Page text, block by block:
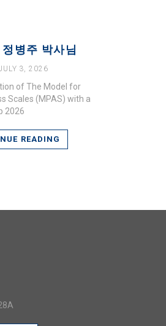
병주 박사님
3, 2026
of The Model for
Scales (MPAS) with a
2026
READING